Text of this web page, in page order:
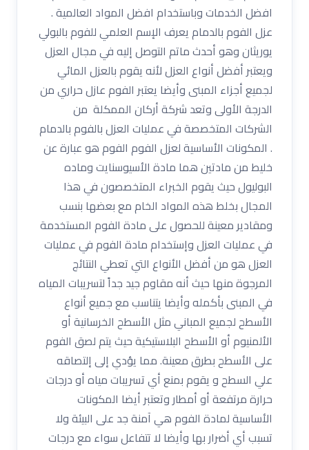
افضل الخدمات وباستخدام افضل المواد العالمية .
عزل الفوم بالدمام يعرف الإسم العلمي للفوم بالبولي
يوريثان وهو أحدث ماتم التوصل إليه في مجال العزل
ويعتبر أفضل أنواع العزل لأنه يقوم بالعزل المائي
لجميع أجزاء المبنى وأيضا يعتبر الفوم عازل حراري من
الدرجة الأولى وتعد شركة أركان الممكلة من
الشركات المتخصصة في عمليات العزل بالفوم بالدمام
. المكونات الأساسية لعزل الفوم الفوم هو عبارة عن
خليط من مادتين هما مادة الأسيوسنايت وماده
البوليول حيث يقوم الخبراء المتخصصون في هذا
المجال بخلط هذه المواد الخام مع بعضها بنسب
ومقادير معينة للحصول على مادة الفوم المستخدمة
في عمليات العزل وإستخدام مادة الفوم في عمليات
العزل هو من أفضل الأنواع التي تعطي النتائج
المرجوة منها حيث أنه مقاوم جيد جداً لتسريبات المياه
في المبنى بأكمله وأيضا يتناسب مع جميع أنواع
الأسطح لجميع المباني مثل الأسطح الخرسانية أو
الألمنيوم أو الأسطح البلاستيكية حيث يتم لصق الفوم
على الأسطح بطرق معينة. مما يؤدي إلى إلتصاقه
علي السطح و يقوم بمنع أي تسريبات مياه أو درجات
حرارة مرتفعة أو أمطار وتعتبر أيضا المكونات
الأساسية لمادة الفوم هي آمنة جد على البيئة ولا
تسبب أي أضرار بها وأيضا لا تتفاعل سواء مع درجات